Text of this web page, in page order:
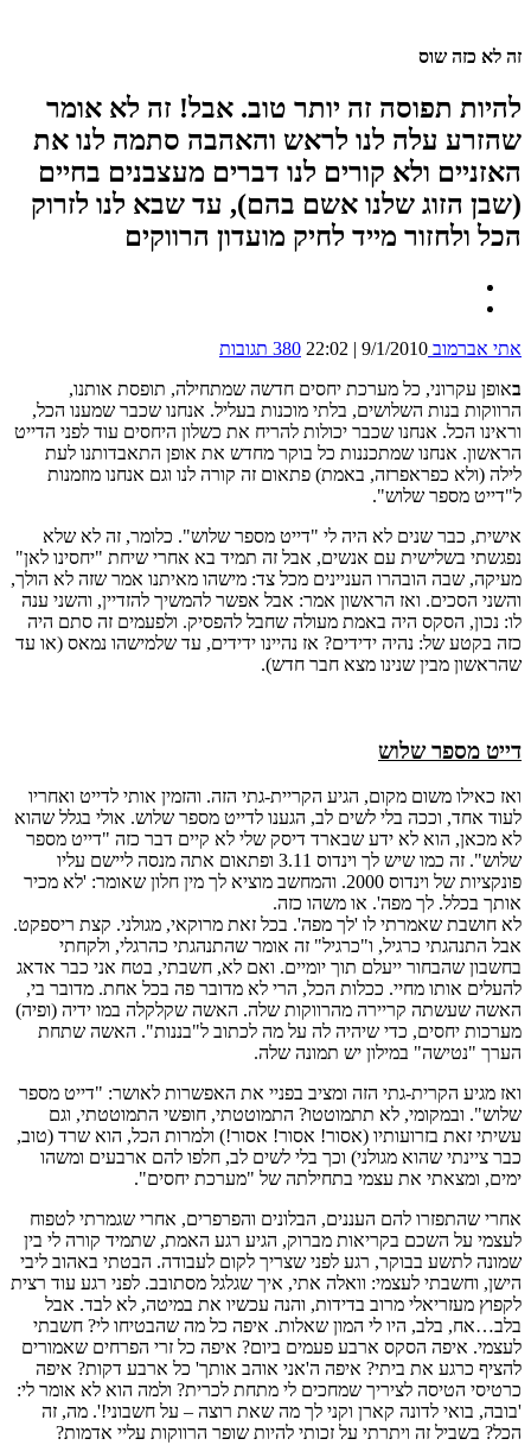
זה לא כזה שוס
להיות תפוסה זה יותר טוב. אבל! זה לא אומר
שהזרע עלה לנו לראש והאהבה סתמה לנו את
האזניים ולא קורים לנו דברים מעצבנים בחיים
(שבן הזוג שלנו אשם בהם), עד שבא לנו לזרוק
הכל ולחזור מייד לחיק מועדון הרווקים
אתי אברמוב 9/1/2010 | 22:02
380 תגובות
באופן עקרוני, כל מערכת יחסים חדשה שמתחילה, תופסת אותנו,
הרווקות בנות השלושים, בלתי מוכנות בעליל. אנחנו שכבר שמענו הכל,
וראינו הכל. אנחנו שכבר יכולות להריח את כשלון היחסים עוד לפני הדייט
הראשון. אנחנו שמתכננות כל בוקר מחדש את אופן התאבדותנו לעת
לילה (ולא כפראפרזה, באמת) פתאום זה קורה לנו וגם אנחנו מוזמנות
ל"דייט מספר שלוש".
אישית, כבר שנים לא היה לי "דייט מספר שלוש". כלומר, זה לא שלא
נפגשתי בשלישית עם אנשים, אבל זה תמיד בא אחרי שיחת "יחסינו לאן"
מעיקה, שבה הובהרו העניינים מכל צד: מישהו מאיתנו אמר שזה לא הולך,
והשני הסכים. ואז הראשון אמר: אבל אפשר להמשיך להזדיין, והשני ענה
לו: נכון, הסקס היה באמת מעולה שחבל להפסיק. ולפעמים זה סתם היה
כזה בקטע של: נהיה ידידים? אז נהיינו ידידים, עד שלמישהו נמאס (או עד
שהראשון מבין שנינו מצא חבר חדש).
דייט מספר שלוש
ואז כאילו משום מקום, הגיע הקריית-גתי הזה. והזמין אותי לדייט ואחריו
לעוד אחד, וככה בלי לשים לב, הגענו לדייט מספר שלוש. אולי בגלל שהוא
לא מכאן, הוא לא ידע שבארד דיסק שלי לא קיים דבר כזה "דייט מספר
שלוש". זה כמו שיש לך וינדוס 3.11 ופתאום אתה מנסה ליישם עליו
פונקציות של וינדוס 2000. והמחשב מוציא לך מין חלון שאומר: 'לא מכיר
אותך בכלל. לך מפה'. או משהו כזה.
לא חושבת שאמרתי לו 'לך מפה'. בכל זאת מרוקאי, מגולני. קצת ריספקט.
אבל התנהגתי כרגיל, ו"כרגיל" זה אומר שהתנהגתי כהרגלי, ולקחתי
בחשבון שהבחור ייעלם תוך יומיים. ואם לא, חשבתי, בטח אני כבר אדאג
להעלים אותו מחיי. ככלות הכל, הרי לא מדובר פה בכל אחת. מדובר בי,
האשה שעשתה קריירה מהרווקות שלה. האשה שקלקלה במו ידיה (ופיה)
מערכות יחסים, כדי שיהיה לה על מה לכתוב ל"בננות". האשה שתחת
הערך "נטישה" במילון יש תמונה שלה.
ואז מגיע הקרית-גתי הזה ומציב בפניי את האפשרות לאושר: "דייט מספר
שלוש". ובמקומי, לא תתמוטטו? התמוטטתי, חופשי התמוטטתי, וגם
עשיתי זאת בזרועותיו (אסור! אסור! אסור!) ולמרות הכל, הוא שרד (טוב,
כבר ציינתי שהוא מגולני) וכך בלי לשים לב, חלפו להם ארבעים ומשהו
ימים, ומצאתי את עצמי בתחילתה של "מערכת יחסים".
אחרי שהתפזרו להם העננים, הבלונים והפרפרים, אחרי שגמרתי לטפוח
לעצמי על השכם בקריאות מברוק, הגיע רגע האמת, שתמיד קורה לי בין
שמונה לתשע בבוקר, רגע לפני שצריך לקום לעבודה. הבטתי באהוב ליבי
הישן, וחשבתי לעצמי: וואלה אתי, איך שגלגל מסתובב. לפני רגע עוד רצית
לקפוץ מעזריאלי מרוב בדידות, והנה עכשיו את במיטה, לא לבד. אבל
בלב…אח, בלב, היו לי המון שאלות. איפה כל מה שהבטיחו לי? חשבתי
לעצמי. איפה הסקס ארבע פעמים ביום? איפה כל זרי הפרחים שאמורים
להציף כרגע את ביתי? איפה ה'אני אוהב אותך' כל ארבע דקות? איפה
כרטיסי הטיסה לציריך שמחכים לי מתחת לכרית? ולמה הוא לא אומר לי:
'בובה, בואי לדונה קארן וקני לך מה שאת רוצה – על חשבוני!'. מה, זה
הכל? בשביל זה ויתרתי על זכותי להיות שופר הרווקות עליי אדמות?